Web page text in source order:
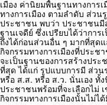
เมือง ค่านิยมพื้นฐานทางการ
ทางการเมือง ตามลำดับ ส่วน
ประชาชน พบว่า ประชาชนมี
ฐานเจดีย์ ซึ่งเปรียบได้ว่ากา
ถึงได้ก่อนส่วนอื่น ๆ มากที่สุดแ
กิจกรรมทางการเมืองที่ประ
จะเป็นฐานของการสร้างปร
ที่สุด ได้แก่ รูปแบบการมี ส่วน
หรือ ส.ส. หรือ ส.ว. นั่นเอง ทั้
ประชาชนพร้อมที่จะเลือกไม่
กิจกรรมทางการเมืองนั้นไม่ไ